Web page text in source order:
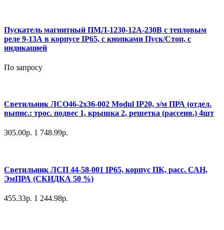
Пускатель магнитный ПМЛ-1230-12А-230В с тепловым
реле 9-13А в корпусе IP65, с кнопками Пуск/Стоп, с
индикацией
По запросу
Светильник ЛСО46-2х36-002 Modul IP20, э/м ПРА (отдел.
выпис.: трос. подвес 1, крышка 2, решетка (рассеив.) 4шт
305.00р. 1 748.99р.
Светильник ЛСП 44-58-001 IP65, корпус ПК, расс. САН,
ЭмПРА (СКИДКА 50 %)
455.33р. 1 244.98р.